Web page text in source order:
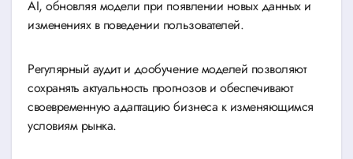
AI, обновляя модели при появлении новых данных и
изменениях в поведении пользователей.
Регулярный аудит и дообучение моделей позволяют
сохранять актуальность прогнозов и обеспечивают
своевременную адаптацию бизнеса к изменяющимся
условиям рынка.